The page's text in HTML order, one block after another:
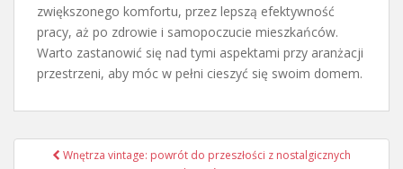
zwiększonego komfortu, przez lepszą efektywność
pracy, aż po zdrowie i samopoczucie mieszkańców.
Warto zastanowić się nad tymi aspektami przy aranżacji
przestrzeni, aby móc w pełni cieszyć się swoim domem.
Nawigacja
Wnętrza vintage: powrót do przeszłości z nostalgicznych